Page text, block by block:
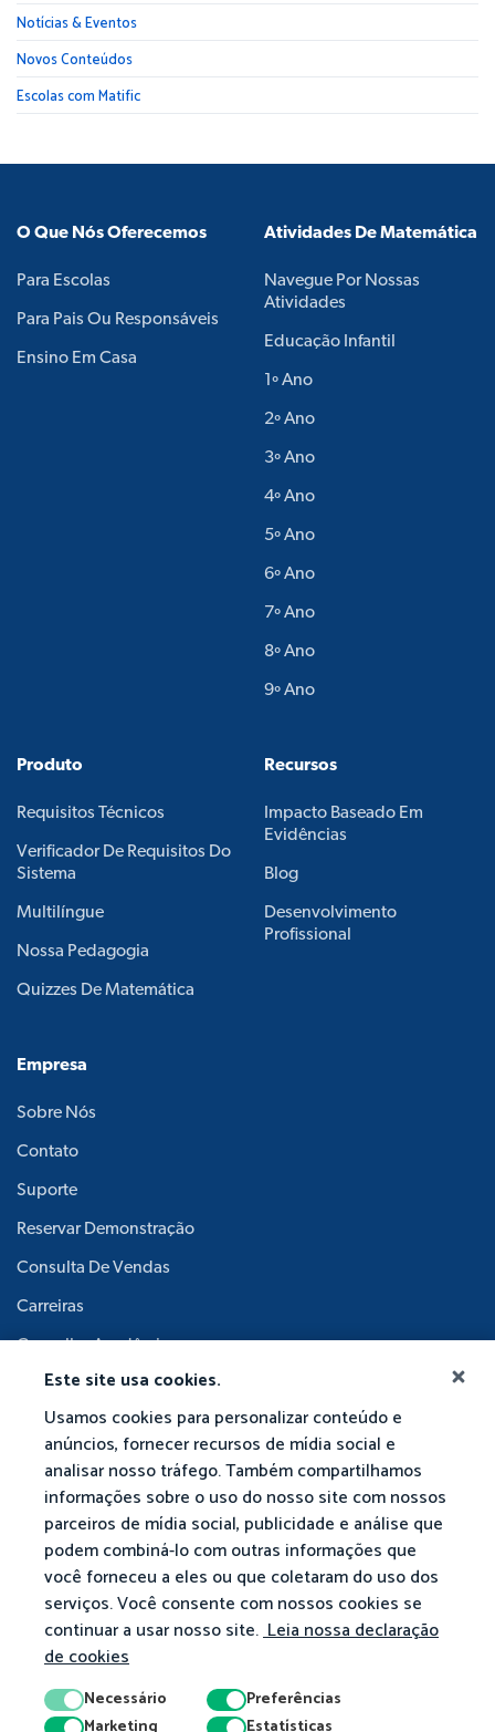
Este site usa cookies.
Usamos cookies para personalizar conteúdo e
anúncios, fornecer recursos de mídia social e
analisar nosso tráfego. Também compartilhamos
informações sobre o uso do nosso site com nossos
parceiros de mídia social, publicidade e análise que
podem combiná-lo com outras informações que
você forneceu a eles ou que coletaram do uso dos
serviços. Você consente com nossos cookies se
continuar a usar nosso site.Leia nossa declaração
de cookies
Necessário
Preferências
Notícias & Eventos
Novos Conteúdos
Escolas com Matific
O Que Nós Oferecemos
Para Escolas
Para Pais Ou Responsáveis
Ensino Em Casa
Atividades De Matemática
Navegue Por Nossas
Atividades
Educação Infantil
1º Ano
2º Ano
3º Ano
4º Ano
5º Ano
6º Ano
7º Ano
8º Ano
9º Ano
Produto
Requisitos Técnicos
Verificador De Requisitos Do
Sistema
Multilíngue
Nossa Pedagogia
Quizzes De Matemática
Recursos
Impacto Baseado Em
Evidências
Blog
Desenvolvimento
Profissional
Empresa
Sobre Nós
Contato
Suporte
Reservar Demonstração
Consulta De Vendas
Carreiras
Conselho Acadêmico